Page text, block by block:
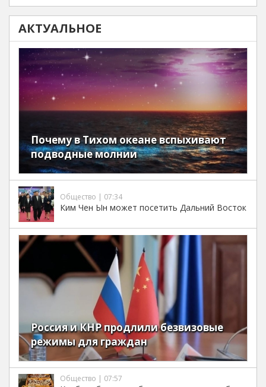
АКТУАЛЬНОЕ
Почему в Тихом океане вспыхивают
подводные молнии
Общество | 07:34
Ким Чен Ын может посетить Дальний Восток
Россия и КНР продлили безвизовые
режимы для граждан
Общество | 07:57